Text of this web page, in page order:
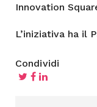
Innovation
L’iniziativa ha il
Condividi